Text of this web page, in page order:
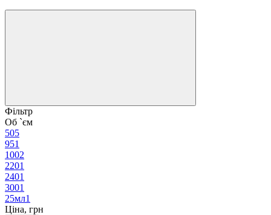
Фільтр
Об `єм
505
951
1002
2201
2401
3001
25мл1
Ціна, грн